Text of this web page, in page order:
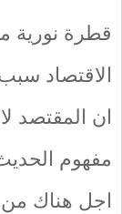
قطرة نورية
الاقتصاد
ان المقتصد
اجل هناك من